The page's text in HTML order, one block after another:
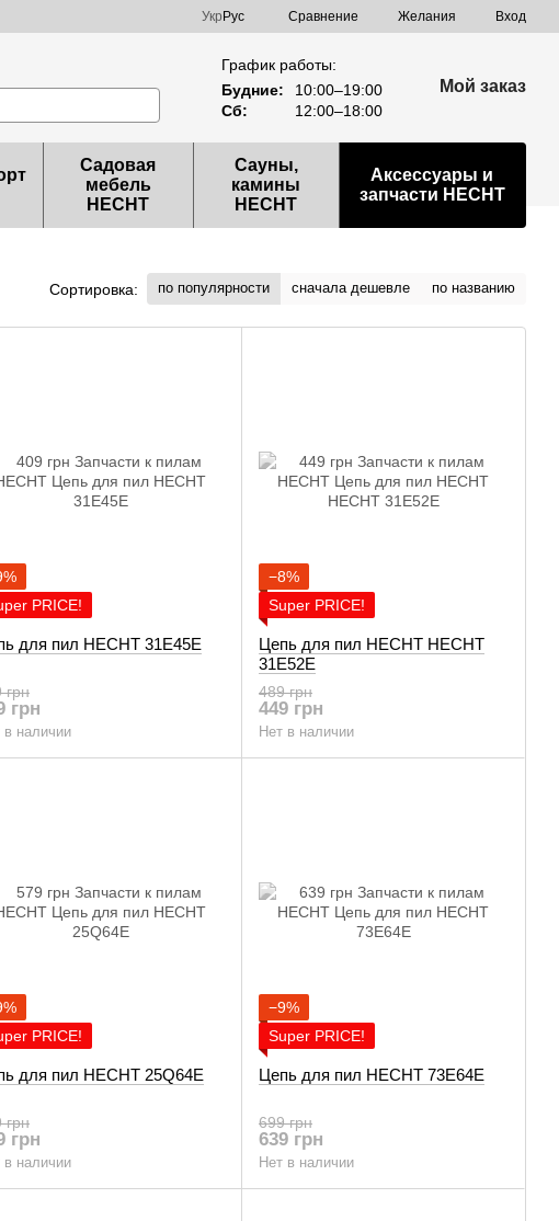
Укр Рус Сравнение Желания Вход
График работы:
Будние:
10:00–19:00
Сб:
12:00–18:00
Мой заказ
Садовая
мебель
HECHT
Сауны,
камины
HECHT
Аксессуары и
запчасти HECHT
Сортировка: по популярности сначала дешевле по названию
PRICE!
для пил HECHT 31E45E
грн
грн
в наличии
−8%
Super PRICE!
Цепь для пил HECHT HECHT
31E52E
489 грн
449 грн
Нет в наличии
PRICE!
для пил HECHT 25Q64E
грн
грн
в наличии
−9%
Super PRICE!
Цепь для пил HECHT 73E64E
699 грн
639 грн
Нет в наличии